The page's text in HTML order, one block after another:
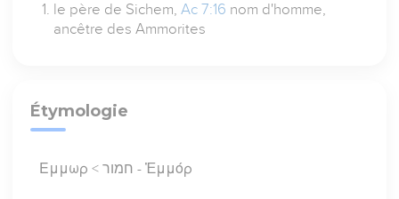
le père de Sichem,Ac 7:16 nom d'homme,
ancêtre des Ammorites
Étymologie
Εμμωρ < חמור - Ἐμμόρ